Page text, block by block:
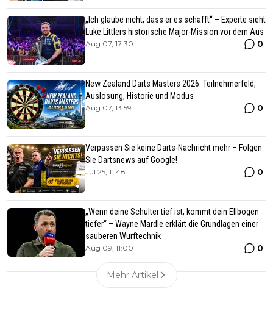
„Ich glaube nicht, dass er es schafft“ – Experte sieht
Luke Littlers historische Major-Mission vor dem Aus
Aug 07, 17:30 0
New Zealand Darts Masters 2026: Teilnehmerfeld,
Auslosung, Historie und Modus
Aug 07, 13:59 0
Verpassen Sie keine Darts-Nachricht mehr – Folgen
Sie Dartsnews auf Google!
Jul 25, 11:48 0
„Wenn deine Schulter tief ist, kommt dein Ellbogen
tiefer“ – Wayne Mardle erklärt die Grundlagen einer
sauberen Wurftechnik
Aug 09, 11:00 0
Mehr Artikel